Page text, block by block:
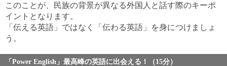
このことが、民族の背景が異なる外国人と話す際のキーポ
イントとなります。
「伝える英語」ではなく「伝わる英語」を身につけましょ
う。
「Power English」最高峰の英語に出会える！（15分）